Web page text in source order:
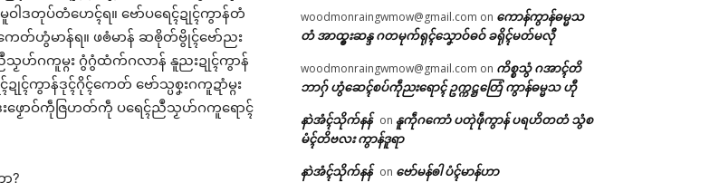
ါဒတုပ်တံဟေၚ်ရ။ ဗော်ပရေၚ်ဍုၚ်ကွာန်တံ
တ်ဟွံမာန်ရ။ ဖၜံမာန် ဆၜိုတ်ဗွိုၚ်ဗော်ညး
ဟ်ဂကူမ္ဂး ဂွံဂွံထံက်ဂလာန် နူညးဍုၚ်ကွာန်
ာန်ဒုၚ်ဂိုၚ်ကေတ် ဗော်သ္ပစၞးဂကူဍာံမ္ဂး
ောဝ်ကဵုဇြဟတ်ကဵု ပရေၚ်ညဳသၟဟ်ဂကူရောၚ်
?
woodmonraingwmow@gmail.com on ကောန်ကွာန်ဓမ္မသ
တံ အာထ္ၜးဆန္ဒ ဂတမုက်ရုၚ်သၞောဝ်ဓဝ် ခရိုၚ်မတ်မလီု
woodmonraingwmow@gmail.com on ကိစ္စသွံ ဂအာၚ်တိ
ဘာဂှ် ဟွံဆေၚ်စပ်ကဵုညးရောၚ် ဥက္ကဋ္ဌတြေံ ကွာန်ဓမ္မသ ဟီု
နာဲအံၚ်သိုက်နန် on နူကဵုဂကောံ ပတုဲဖဵုကွာန် ပရဟိတတံ သွံစ
မံၚ်တိဗလး ကွာန်ဒူရာ
နာဲအံၚ်သိုက်နန် on ဗော်မန်ၜါ ပံၚ်မာန်ဟာ